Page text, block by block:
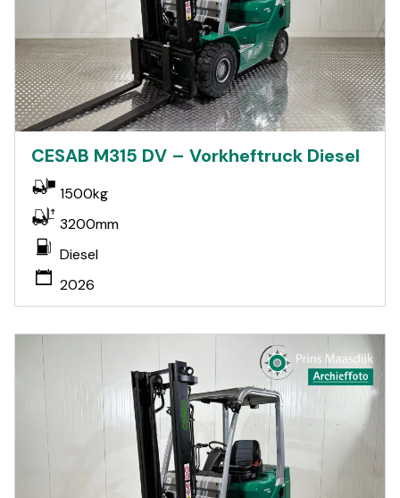
CESAB M315 DV – Vorkheftruck Diesel
1500kg
3200mm
Diesel
2026